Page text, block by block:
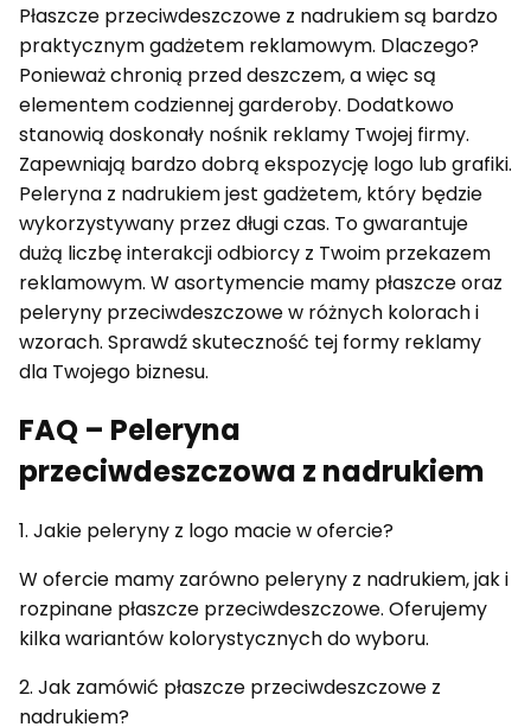
Płaszcze przeciwdeszczowe z nadrukiem są bardzo
praktycznym gadżetem reklamowym. Dlaczego?
Ponieważ chronią przed deszczem, a więc są
elementem codziennej garderoby. Dodatkowo
stanowią doskonały nośnik reklamy Twojej firmy.
Zapewniają bardzo dobrą ekspozycję logo lub grafiki.
Peleryna z nadrukiem jest gadżetem, który będzie
wykorzystywany przez długi czas. To gwarantuje
dużą liczbę interakcji odbiorcy z Twoim przekazem
reklamowym. W asortymencie mamy płaszcze oraz
peleryny przeciwdeszczowe w różnych kolorach i
wzorach. Sprawdź skuteczność tej formy reklamy
dla Twojego biznesu.
FAQ – Peleryna
przeciwdeszczowa z nadrukiem
1. Jakie peleryny z logo macie w ofercie?
W ofercie mamy zarówno peleryny z nadrukiem, jak i
rozpinane płaszcze przeciwdeszczowe. Oferujemy
kilka wariantów kolorystycznych do wyboru.
2. Jak zamówić płaszcze przeciwdeszczowe z
nadrukiem?